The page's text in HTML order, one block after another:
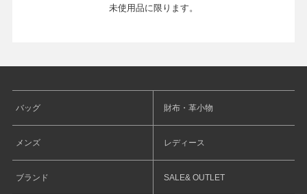
未使用品に限ります。
バッグ 財布・革小物
メンズ レディース
ブランド SALE& OUTLET